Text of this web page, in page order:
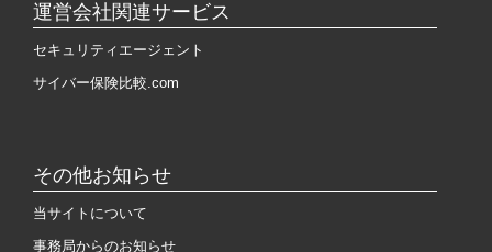
運営会社関連サービス
セキュリティエージェント
サイバー保険比較.com
その他お知らせ
当サイトについて
事務局からのお知らせ